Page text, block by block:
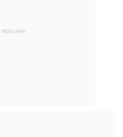
REKLAMA